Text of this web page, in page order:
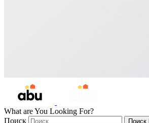
What are You Looking For?
Поиск
Поиск